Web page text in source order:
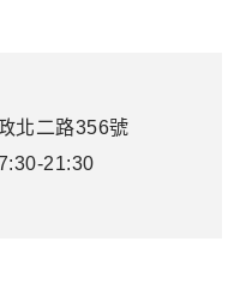
北二路356號
21:30